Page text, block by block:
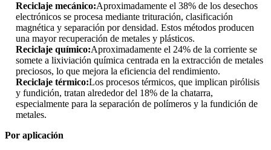
Reciclaje mecánico:Aproximadamente el 38% de los desechos
electrónicos se procesa mediante trituración, clasificación
magnética y separación por densidad. Estos métodos producen
una mayor recuperación de metales y plásticos.
Reciclaje químico:Aproximadamente el 24% de la corriente se
somete a lixiviación química centrada en la extracción de metales
preciosos, lo que mejora la eficiencia del rendimiento.
Reciclaje térmico:Los procesos térmicos, que implican pirólisis
y fundición, tratan alrededor del 18% de la chatarra,
especialmente para la separación de polímeros y la fundición de
metales.
Por aplicación